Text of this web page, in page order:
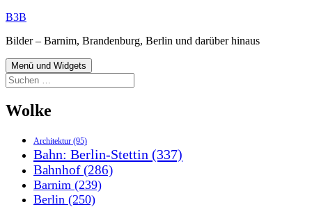
Zum
springen
B3B
Bilder – Barnim, Brandenburg, Berlin und darüber hinaus
Menü und Widgets
Suchen
nach:
Wolke
Architektur (95)
Bahn: Berlin-Stettin (337)
Bahnhof(286)
Barnim (239)
Berlin (250)